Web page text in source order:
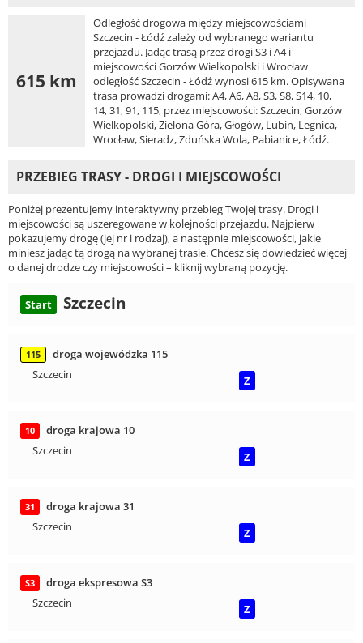
615 km
Odległość drogowa między miejscowościami
Szczecin - Łódź zależy od wybranego wariantu
przejazdu. Jadąc trasą przez drogi S3 i A4 i
miejscowości Gorzów Wielkopolski i Wrocław
odległość Szczecin - Łódź wynosi 615 km. Opisywana
trasa prowadzi drogami: A4, A6, A8, S3, S8, S14, 10,
14, 31, 91, 115, przez miejscowości: Szczecin, Gorzów
Wielkopolski, Zielona Góra, Głogów, Lubin, Legnica,
Wrocław, Sieradz, Zduńska Wola, Pabianice, Łódź.
PRZEBIEG TRASY - DROGI I MIEJSCOWOŚCI
Poniżej prezentujemy interaktywny przebieg Twojej trasy. Drogi i
miejscowości są uszeregowane w kolejności przejazdu. Najpierw
pokazujemy drogę (jej nr i rodzaj), a następnie miejscowości, jakie
miniesz jadąc tą drogą na wybranej trasie. Chcesz się dowiedzieć więcej
o danej drodze czy miejscowości – kliknij wybraną pozycję.
Start Szczecin
115
droga wojewódzka 115
Szczecin
Z
10
droga krajowa 10
Szczecin
Z
31
droga krajowa 31
Szczecin
Z
S3
droga ekspresowa S3
Szczecin
Z